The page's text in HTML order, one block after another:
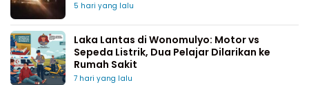
5 hari yang lalu
Laka Lantas di Wonomulyo: Motor vs
Sepeda Listrik, Dua Pelajar Dilarikan ke
Rumah Sakit
7 hari yang lalu